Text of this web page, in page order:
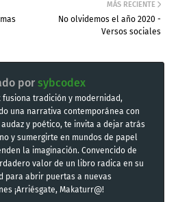
MÁS RECIENTE
No olvidemos el año 2020 -
Versos sociales
por sybcodex
fusiona tradición y modernidad,
una narrativa contemporánea con
y poético, te invita a dejar atrás
y sumergirte en mundos de papel
la imaginación. Convencido de
valor de un libro radica en su
para abrir puertas a nuevas
¡Arriésgate, Makaturr@!